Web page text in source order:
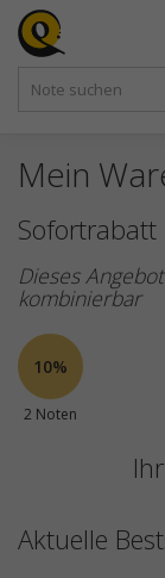
Mein
Sofortrabatt
Dieses
kombinierbar
10%
2 Noten
Aktuelle